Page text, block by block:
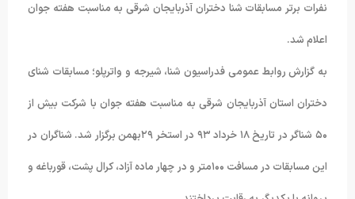
نفرات برتر مسابقات شنا دختران آذربایجان شرقی به مناسبت هفته جوان
اعلام شد.
به گزارش روابط عمومی فدراسیون شنا، شیرجه و واترپلو؛ مسابقات شنای
دختران استان آذربایجان شرقی به مناسبت هفته جوان با شرکت بیش از
۵۰ شناگر در تاریخ ۱۸ خرداد ۹۳ در استخر ۲۹بهمن برگزار شد. شناگران در
این مسابقات در مسافت ۱۰۰متر و در چهار ماده آزاد، کرال پشت، قورباغه و